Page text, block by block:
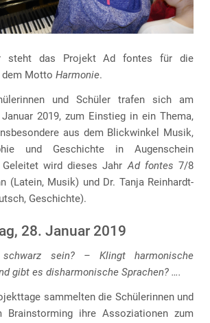
steht das Projekt Ad fontes für die
dem Motto Harmonie.
und Schüler trafen sich am
2019, zum Einstieg in ein Thema,
aus dem Blickwinkel Musik,
und Geschichte in Augenschein
Geleitet wird dieses JahrAd fontes 7/8
(Latein, Musik) und Dr. Tanja Reinhardt-
Geschichte).
28. Januar 2019
schwarz sein? – Klingt harmonische
gibt es disharmonische Sprachen? ….
sammelten die Schülerinnen und
Brainstorming ihre Assoziationen zum